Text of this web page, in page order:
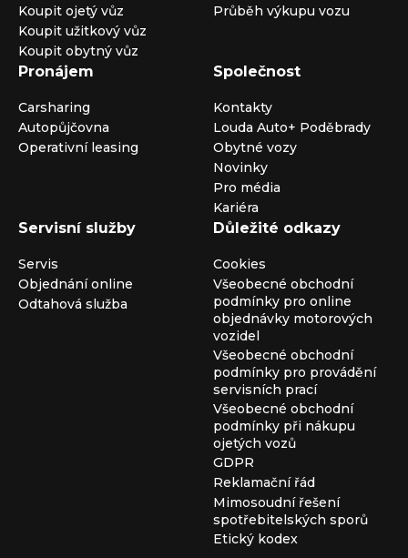
Koupit ojetý vůz
Koupit užitkový vůz
Koupit obytný vůz
Průběh výkupu vozu
Pronájem
Carsharing
Autopůjčovna
Operativní leasing
Společnost
Kontakty
Louda Auto+ Poděbrady
Obytné vozy
Novinky
Pro média
Kariéra
Servisní služby
Servis
Objednání online
Odtahová služba
Důležité odkazy
Cookies
Všeobecné obchodní
podmínky pro online
objednávky motorových
vozidel
Všeobecné obchodní
podmínky pro provádění
servisních prací
Všeobecné obchodní
podmínky při nákupu
ojetých vozů
GDPR
Reklamační řád
Mimosoudní řešení
spotřebitelských sporů
Etický kodex